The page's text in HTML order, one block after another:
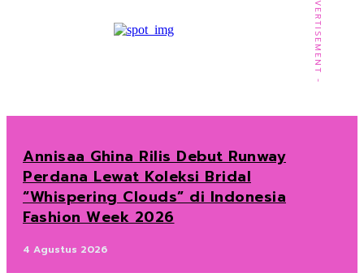
- ADVERTISEMENT -
Annisaa Ghina Rilis Debut Runway
Perdana Lewat Koleksi Bridal
“Whispering Clouds” di Indonesia
Fashion Week 2026
4 Agustus 2026